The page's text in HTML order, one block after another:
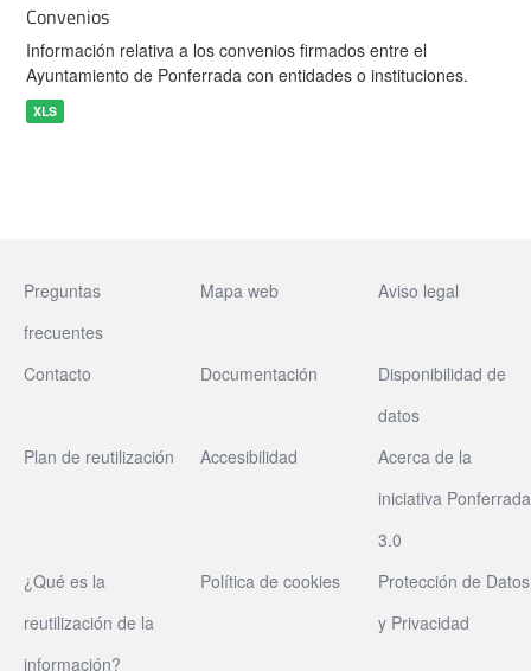
Convenios
Información relativa a los convenios firmados entre el
Ayuntamiento de Ponferrada con entidades o instituciones.
XLS
Preguntas
frecuentes
Mapa web Aviso legal
Contacto Documentación
Disponibilidad de
datos
Plan de reutilización
Accesibilidad
Acerca de la
iniciativa Ponferrada
3.0
¿Qué es la
reutilización de la
información?
Política de cookies
Protección de Datos
y Privacidad